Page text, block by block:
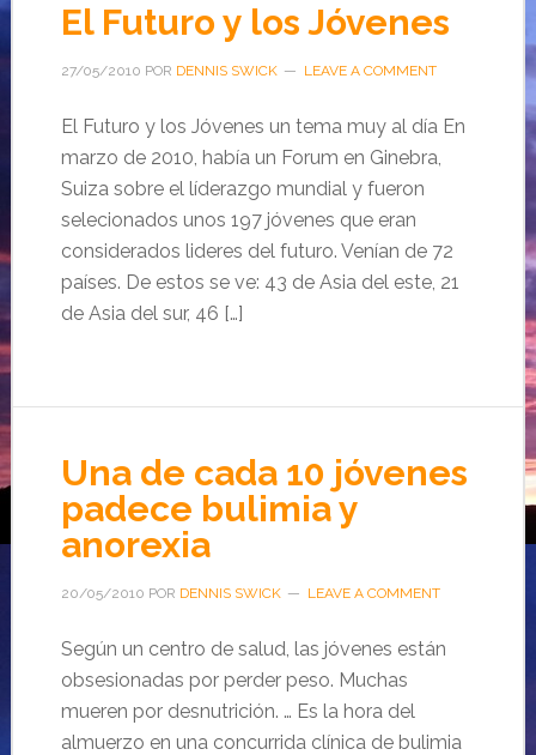
El Futuro y los Jóvenes
27/05/2010 POR DENNIS SWICK LEAVE A COMMENT
El Futuro y los Jóvenes un tema muy al día En
marzo de 2010, había un Forum en Ginebra,
Suiza sobre el líderazgo mundial y fueron
selecionados unos 197 jóvenes que eran
considerados lideres del futuro. Venían de 72
países. De estos se ve: 43 de Asia del este, 21
de Asia del sur, 46 […]
Una de cada 10 jóvenes
padece bulimia y
anorexia
20/05/2010 POR DENNIS SWICK LEAVE A COMMENT
Según un centro de salud, las jóvenes están
obsesionadas por perder peso. Muchas
mueren por desnutrición. … Es la hora del
almuerzo en una concurrida clínica de bulimia